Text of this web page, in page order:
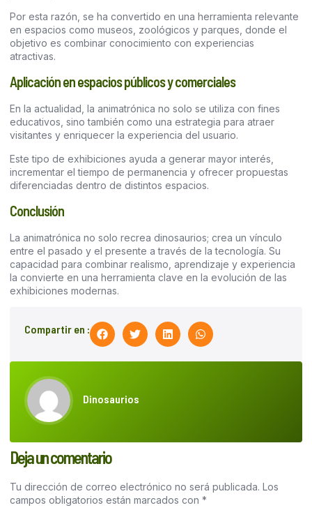
Por esta razón, se ha convertido en una herramienta relevante
en espacios como museos, zoológicos y parques, donde el
objetivo es combinar conocimiento con experiencias
atractivas.
Aplicación en espacios públicos y comerciales
En la actualidad, la animatrónica no solo se utiliza con fines
educativos, sino también como una estrategia para atraer
visitantes y enriquecer la experiencia del usuario.
Este tipo de exhibiciones ayuda a generar mayor interés,
incrementar el tiempo de permanencia y ofrecer propuestas
diferenciadas dentro de distintos espacios.
Conclusión
La animatrónica no solo recrea dinosaurios; crea un vínculo
entre el pasado y el presente a través de la tecnología. Su
capacidad para combinar realismo, aprendizaje y experiencia
la convierte en una herramienta clave en la evolución de las
exhibiciones modernas.
Compartir en :
Dinosaurios
Deja un comentario
Tu dirección de correo electrónico no será publicada. Los
campos obligatorios están marcados con *